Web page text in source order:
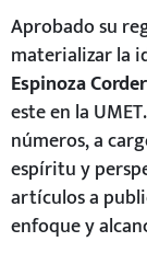
Aprobado su
materializar la
Espinoza
este en la
números, a
espíritu y
artículos a
enfoque y